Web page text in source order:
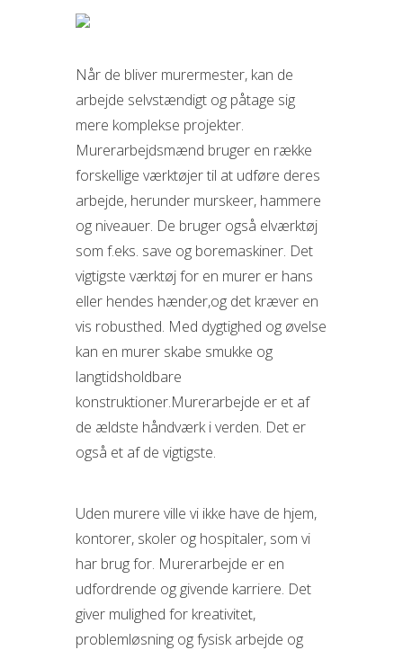
Når de bliver murermester, kan de
arbejde selvstændigt og påtage sig
mere komplekse projekter.
Murerarbejdsmænd bruger en række
forskellige værktøjer til at udføre deres
arbejde, herunder murskeer, hammere
og niveauer. De bruger også elværktøj
som f.eks. save og boremaskiner. Det
vigtigste værktøj for en murer er hans
eller hendes hænder,og det kræver en
vis robusthed. Med dygtighed og øvelse
kan en murer skabe smukke og
langtidsholdbare
konstruktioner.Murerarbejde er et af
de ældste håndværk i verden. Det er
også et af de vigtigste.
Uden murere ville vi ikke have de hjem,
kontorer, skoler og hospitaler, som vi
har brug for. Murerarbejde er en
udfordrende og givende karriere. Det
giver mulighed for kreativitet,
problemløsning og fysisk arbejde og